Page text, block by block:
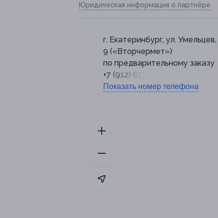
Юридическая информация о партнёре
г. Екатеринбург, ул. Умельцев,
9 («Вторчермет»)
по предварительному заказу
+7 (912) 677-77-23
Показать номер телефона